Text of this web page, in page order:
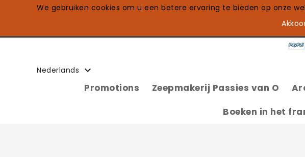
We gebruiken cookies om u een betere ervaring te bieden op onze
Nederlands 
Promotions
Zeepmakerij Passies van O
Boeken in het